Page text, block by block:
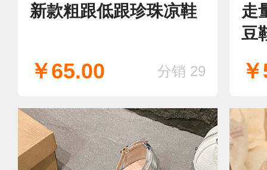
新款粗跟低跟珍珠凉鞋
￥65.00 分销 29
走
豆